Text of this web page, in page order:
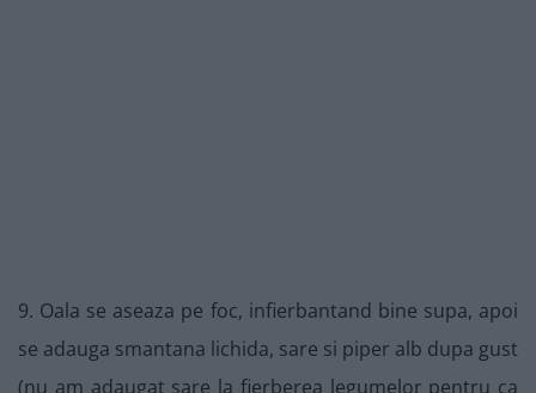
9. Oala se aseaza pe foc, infierbantand bine supa, apoi
se adauga smantana lichida, sare si piper alb dupa gust
(nu am adaugat sare la fierberea legumelor pentru ca